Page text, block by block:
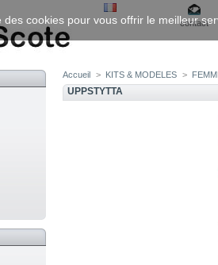
contact
Accueil > KITS & MODELES >
UPPSTYTTA
des cookies pour vous offrir le meilleur